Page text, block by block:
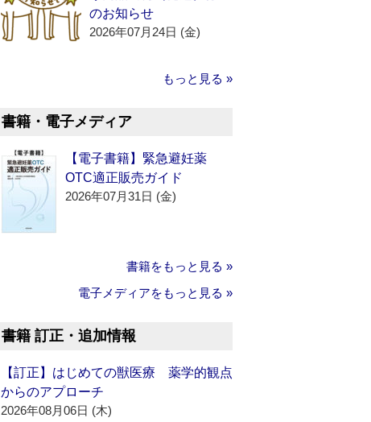
のお知らせ
2026年07月24日 (金)
もっと見る »
書籍・電子メディア
【電子書籍】緊急避妊薬
OTC適正販売ガイド
2026年07月31日 (金)
書籍をもっと見る »
電子メディアをもっと見る »
書籍 訂正・追加情報
【訂正】はじめての獣医療 薬学的観点
からのアプローチ
2026年08月06日 (木)